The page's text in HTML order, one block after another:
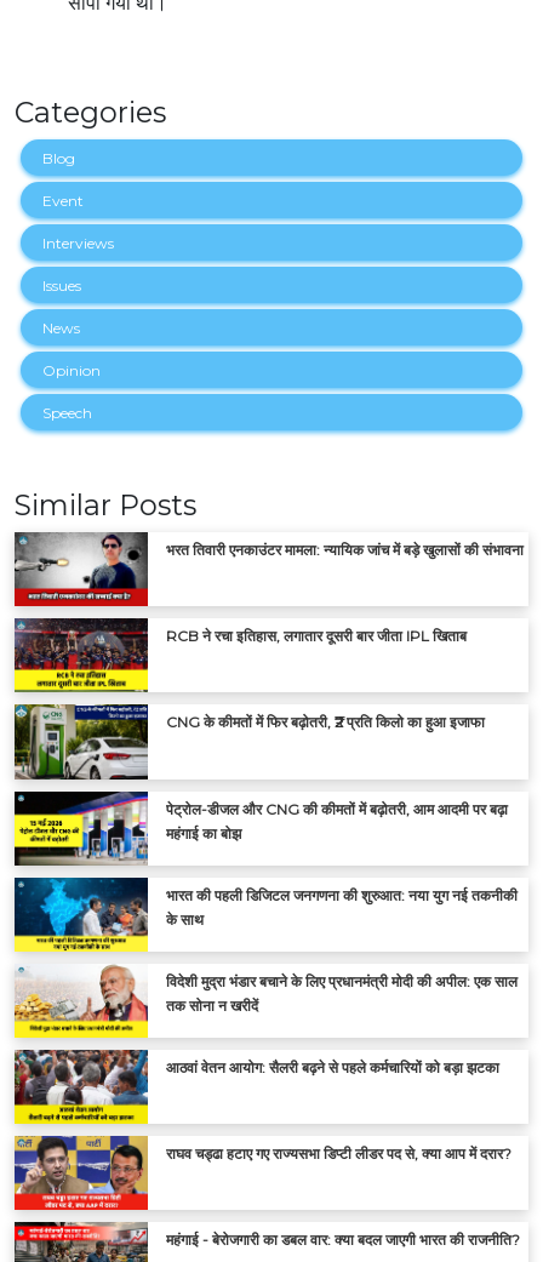
Categories
Blog
Event
Interviews
Issues
News
Opinion
Speech
Similar Posts
भरत तिवारी एनकाउंटर मामला: न्यायिक जांच में बड़े खुलासों की संभावना
RCB ने रचा इतिहास, लगातार दूसरी बार जीता IPL खिताब
CNG के कीमतों में फिर बढ़ोतरी, ₹2 प्रति किलो का हुआ इजाफा
पेट्रोल-डीजल और CNG की कीमतों में बढ़ोतरी, आम आदमी पर बढ़ा
महंगाई का बोझ
भारत की पहली डिजिटल जनगणना की शुरुआत: नया युग नई तकनीकी
के साथ
विदेशी मुद्रा भंडार बचाने के लिए प्रधानमंत्री मोदी की अपील: एक साल
तक सोना न खरीदें
आठवां वेतन आयोग: सैलरी बढ़ने से पहले कर्मचारियों को बड़ा झटका
राघव चड्ढा हटाए गए राज्यसभा डिप्टी लीडर पद से, क्या आप में दरार?
महंगाई - बेरोजगारी का डबल वार: क्या बदल जाएगी भारत की राजनीति?